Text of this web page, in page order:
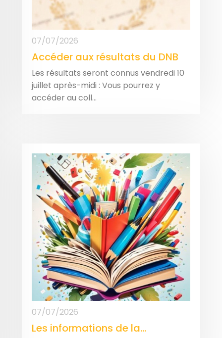
07/07/2026
Accéder aux résultats du DNB
Les résultats seront connus vendredi 10
juillet après-midi : Vous pourrez y
accéder au coll...
07/07/2026
Les informations de la...